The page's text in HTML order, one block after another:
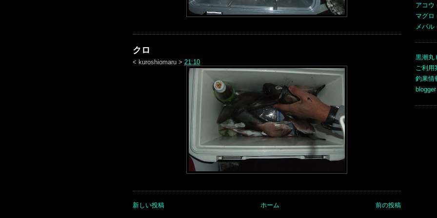
クロ
< kuroshiomaru > 21:10
新しい投稿 前の投稿
ホーム
アコウ
マグロ
メバル
黒潮丸
ご利用
釣果情
blogger